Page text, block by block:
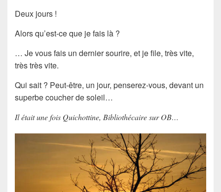
Deux jours !
Alors qu’est-ce que je fais là ?
… Je vous fais un derniersourire, et je file, très vite,
très très vite.
Qui sait ? Peut-être, un jour, penserez-vous, devant un
superbe coucher de soleil…
Il était une fois Quichottine, Bibliothécaire sur OB…